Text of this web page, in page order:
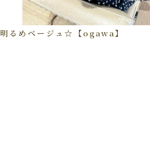
明るめベージュ☆【ogawa】